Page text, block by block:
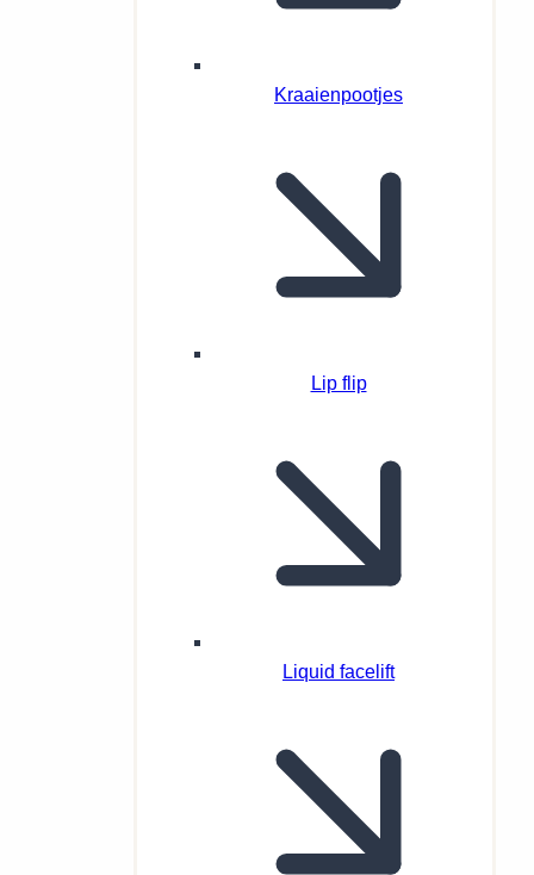
Kraaienpootjes
Lip flip
Liquid facelift